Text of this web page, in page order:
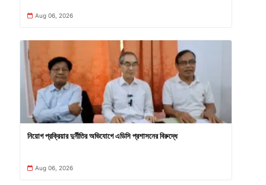
Aug 06, 2026
নিয়োগ প্রক্রিয়ার দুর্নীতির অভিযোগে এডিসি প্রশাসনের বিরুদ্ধে
Aug 06, 2026